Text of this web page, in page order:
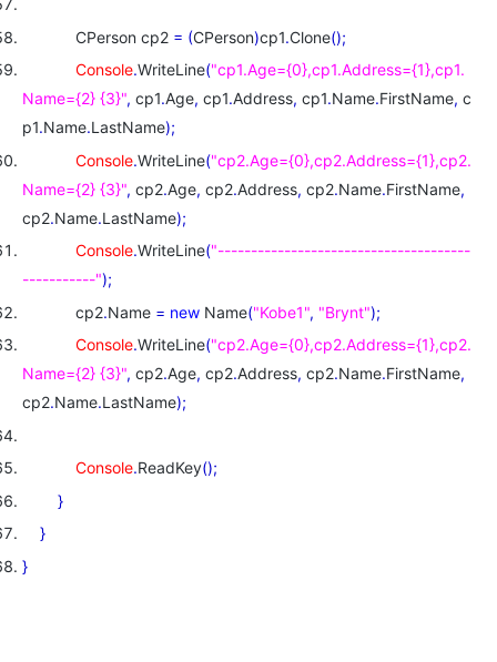
CPerson cp2 = (CPerson)cp1.Clone();
Console.WriteLine("cp1.Age={0},cp1.Address={1},cp1.
Name={2} {3}", cp1.Age, cp1.Address, cp1.Name.FirstName, c
p1.Name.LastName);
Console.WriteLine("cp2.Age={0},cp2.Address={1},cp2.
Name={2} {3}", cp2.Age, cp2.Address, cp2.Name.FirstName,
cp2.Name.LastName);
Console.WriteLine("--------------------------------------
-----------");
cp2.Name = new Name("Kobe1", "Brynt");
Console.WriteLine("cp2.Age={0},cp2.Address={1},cp2.
Name={2} {3}", cp2.Age, cp2.Address, cp2.Name.FirstName,
cp2.Name.LastName);
Console.ReadKey();
}
}
}